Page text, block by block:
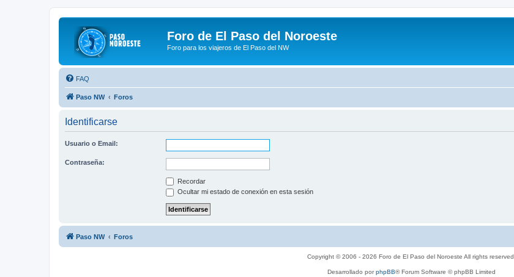
Foro de El Paso del Noroeste
Foro para los viajeros de El Paso del NW
FAQ
Paso NW Foros
Identificarse
Usuario o Email:
Contraseña:
Recordar
Ocultar mi estado de conexión en esta sesión
Paso NW Foros
Copyright © 2006 - 2026 Foro de El Paso del Noroeste All rights reserved.
Desarrollado porphpBB® Forum Software © phpBB Limited